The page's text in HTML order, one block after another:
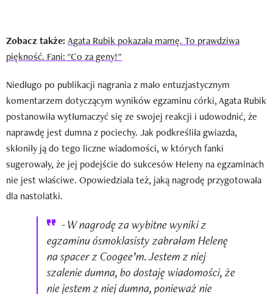
Zobacz także: Agata Rubik pokazała mamę. To prawdziwa
piękność. Fani: "Co za geny!"
Niedługo po publikacji nagrania z mało entuzjastycznym
komentarzem dotyczącym wyników egzaminu córki, Agata Rubik
postanowiła wytłumaczyć się ze swojej reakcji i udowodnić, że
naprawdę jest dumna z pociechy. Jak podkreśliła gwiazda,
skłoniły ją do tego liczne wiadomości, w których fanki
sugerowały, że jej podejście do sukcesów Heleny na egzaminach
nie jest właściwe. Opowiedziała też, jaką nagrodę przygotowała
dla nastolatki.
- W nagrodę za wybitne wyniki z
egzaminu ósmoklasisty zabrałam Helenę
na spacer z Coogee’m. Jestem z niej
szalenie dumna, bo dostaję wiadomości, że
nie jestem z niej dumna, ponieważ nie